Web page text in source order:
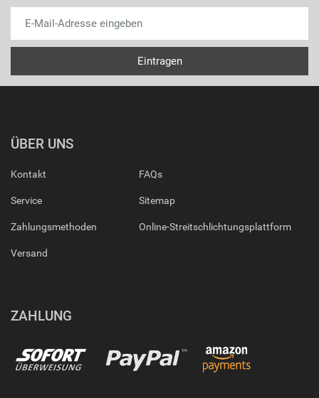
ÜBER UNS
Kontakt
Service
Zahlungsmethoden
Versand
FAQs
Sitemap
Online-Streitschlichtungsplattform
ZAHLUNG